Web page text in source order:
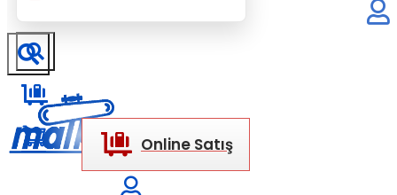
Online Satış